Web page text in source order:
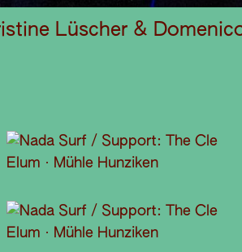
Lüscher &